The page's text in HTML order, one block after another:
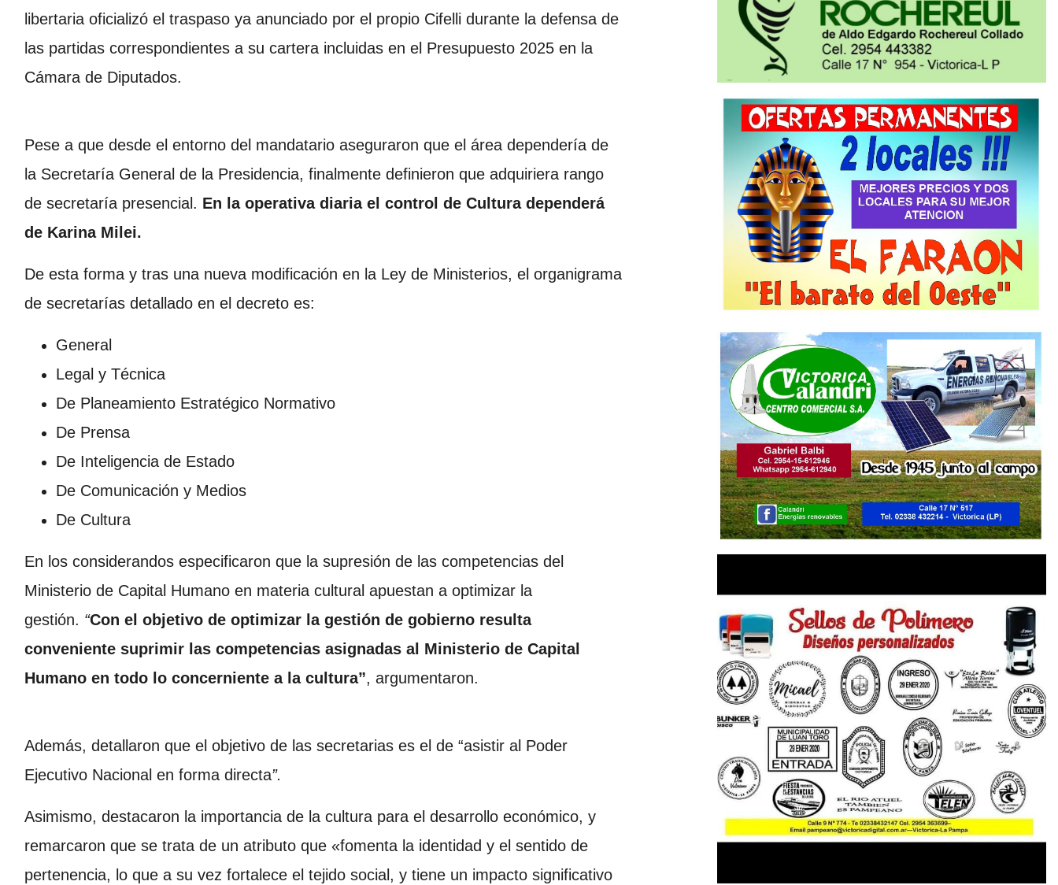
libertaria oficializó el traspaso ya anunciado por el propio Cifelli durante la defensa de
las partidas correspondientes a su cartera incluidas en el Presupuesto 2025 en la
Cámara de Diputados.
Pese a que desde el entorno del mandatario aseguraron que el área dependería de
la Secretaría General de la Presidencia, finalmente definieron que adquiriera rango
de secretaría presencial. En la operativa diaria el control de Cultura dependerá
de Karina Milei.
De esta forma y tras una nueva modificación en la Ley de Ministerios, el organigrama
de secretarías detallado en el decreto es:
General
Legal y Técnica
De Planeamiento Estratégico Normativo
De Prensa
De Inteligencia de Estado
De Comunicación y Medios
De Cultura
En los considerandos especificaron que la supresión de las competencias del
Ministerio de Capital Humano en materia cultural apuestan a optimizar la
gestión. “Con el objetivo de optimizar la gestión de gobierno resulta
conveniente suprimir las competencias asignadas al Ministerio de Capital
Humano en todo lo concerniente a la cultura”, argumentaron.
Además, detallaron que el objetivo de las secretarias es el de “asistir al Poder
Ejecutivo Nacional en forma directa”.
Asimismo, destacaron la importancia de la cultura para el desarrollo económico, y
remarcaron que se trata de un atributo que «fomenta la identidad y el sentido de
pertenencia, lo que a su vez fortalece el tejido social, y tiene un impacto significativo